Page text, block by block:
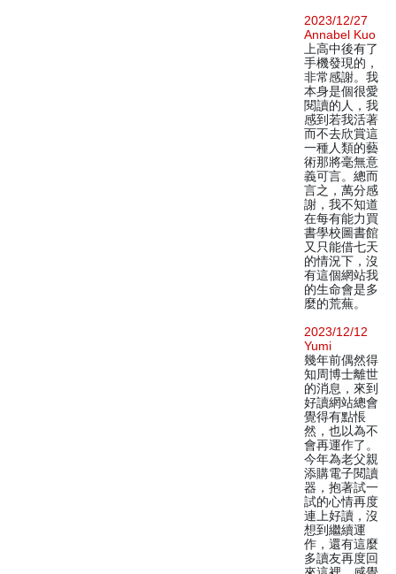
2023/12/27
Annabel Kuo
上高中後有了
手機發現的，
非常感謝。我
本身是個很愛
閱讀的人，我
感到若我活著
而不去欣賞這
一種人類的藝
術那將毫無意
義可言。總而
言之，萬分感
謝，我不知道
在每有能力買
書學校圖書館
又只能借七天
的情況下，沒
有這個網站我
的生命會是多
麼的荒蕪。
2023/12/12
Yumi
幾年前偶然得
知周博士離世
的消息，來到
好讀網站總會
覺得有點悵
然，也以為不
會再運作了。
今年為老父親
添購電子閱讀
器，抱著試一
試的心情再度
連上好讀，沒
想到繼續運
作，還有這麼
多讀友再度回